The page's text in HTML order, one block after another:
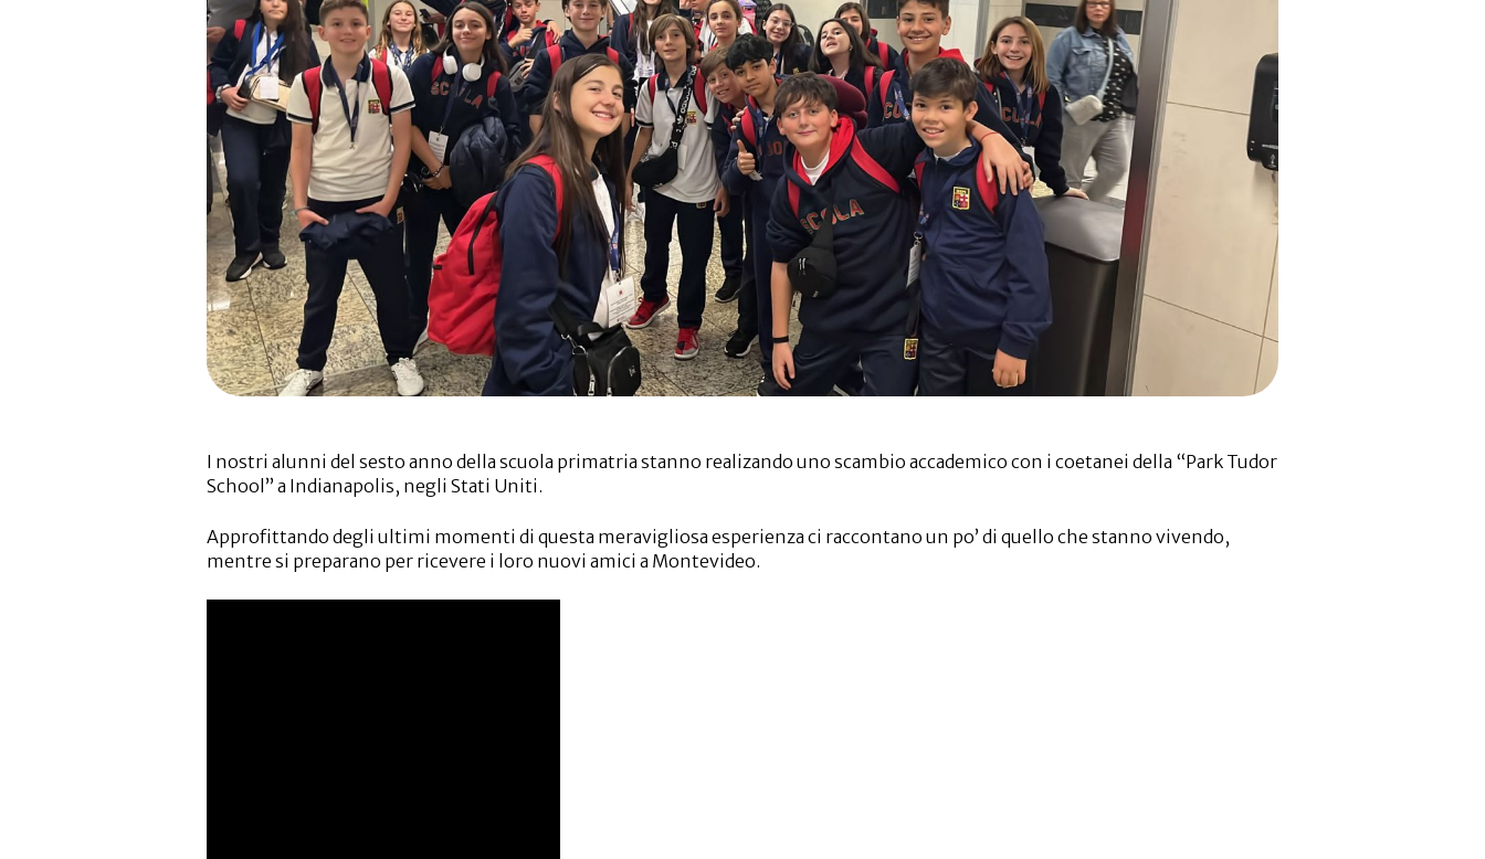
I nostri alunni del sesto anno della scuola primatria stanno realizando uno scambio accademico con i coetanei della “Park Tudor
School” a Indianapolis, negli Stati Uniti.
Approfittando degli ultimi momenti di questa meravigliosa esperienza ci raccontano un po’ di quello che stanno vivendo,
mentre si preparano per ricevere i loro nuovi amici a Montevideo.